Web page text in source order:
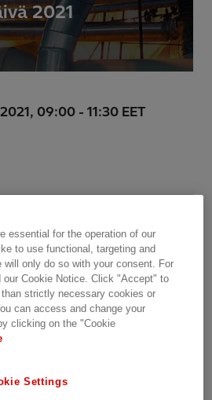
2021
09:00 - 11:30 EET
2021
vaikuttavat
tuotannon investointeihin.
mukaan Hitachi Energyn
essential for the operation of our
to use functional, targeting and
only do so with your consent. For
our Cookie Notice. Click "Accept" to
strictly necessary cookies or
can access and change your
clicking on the "Cookie
Settings